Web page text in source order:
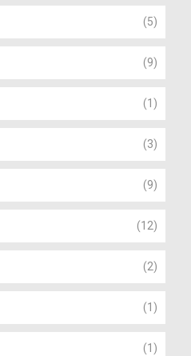
(5)
(9)
(1)
(3)
(9)
(12)
(2)
(1)
(1)